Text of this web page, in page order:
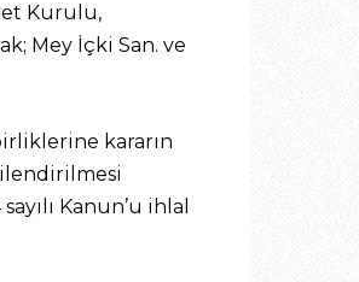
Kurulu,
Mey İçki San. ve
kararın
Kanun’u ihlal